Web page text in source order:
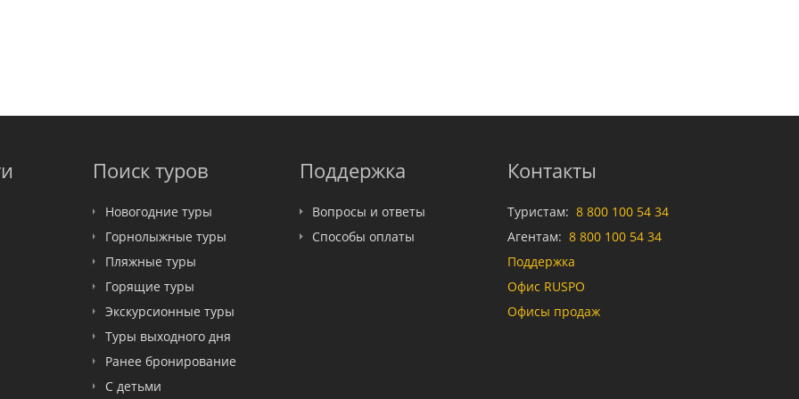
Поиск туров
Новогодние туры
Горнолыжные туры
Пляжные туры
Горящие туры
Экскурсионные туры
Туры выходного дня
Ранее бронирование
С детьми
Поддержка
Вопросы и ответы
Способы оплаты
Контакты
Туристам: 8 800 100 54 34
Агентам: 8 800 100 54 34
Поддержка
Офис RUSPO
Офисы продаж